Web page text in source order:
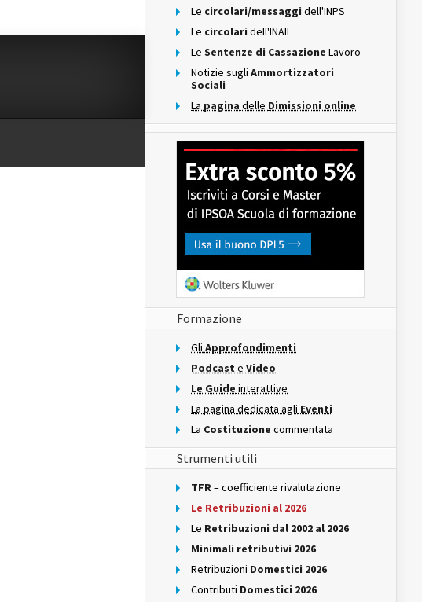
Le circolari/messaggi dell'INPS
Le circolari dell'INAIL
Le Sentenze di Cassazione Lavoro
Notizie sugli Ammortizzatori
Sociali
La pagina delle Dimissioni online
Formazione
Gli Approfondimenti
Podcast e Video
Le Guide interattive
La pagina dedicata agli Eventi
La Costituzione commentata
Strumenti utili
TFR– coefficiente rivalutazione
Le Retribuzioni al 2026
Le Retribuzioni dal 2002 al 2026
Minimali retributivi 2026
Retribuzioni Domestici 2026
Contributi Domestici 2026